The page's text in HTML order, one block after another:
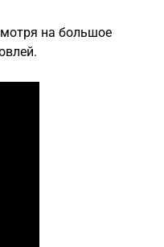
на большое